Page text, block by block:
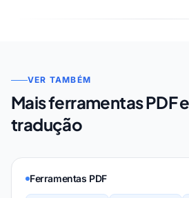
VER TAMBÉM
Mais ferramentas PDF
tradução
Ferramentas PDF